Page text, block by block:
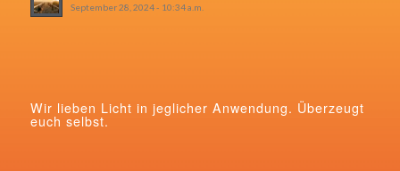
September 28, 2024 - 10:34 a.m.
Wir lieben Licht in jeglicher Anwendung. Überzeugt
euch selbst.